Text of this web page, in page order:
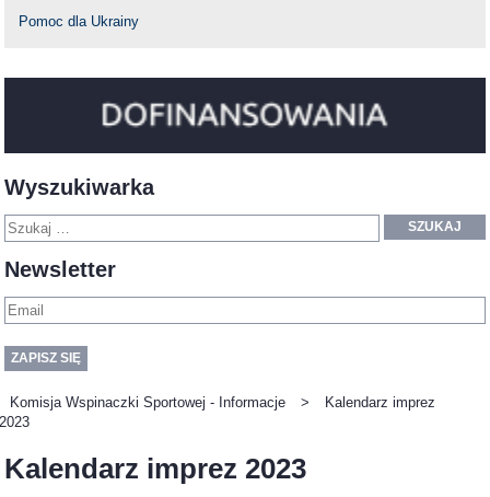
Pomoc dla Ukrainy
Wyszukiwarka
SZUKAJ
Newsletter
Komisja Wspinaczki Sportowej - Informacje >
Kalendarz imprez
2023
Kalendarz imprez 2023